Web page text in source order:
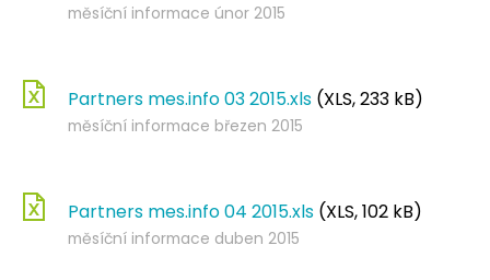
měsíční informace únor 2015
Partners mes.info 03 2015.xls (XLS, 233 kB)
měsíční informace březen 2015
Partners mes.info 04 2015.xls (XLS, 102 kB)
měsíční informace duben 2015